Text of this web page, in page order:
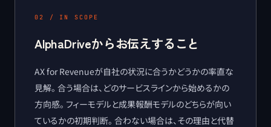
02 / IN SCOPE
AlphaDriveからお伝えすること
AX for Revenueが自社の状況に合うかどうかの率直な
見解。 合う場合は、どのサービスラインから始めるかの
方向感。 フィーモデルと成果報酬モデルのどちらが向い
ているかの初期判断。 合わない場合は、その理由と代替